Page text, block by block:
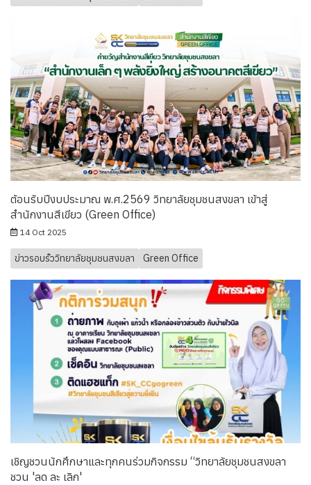
ต้อนรับปีงบประมาณ พ.ศ.2569 วิทยาลัยชุมชนสงขลา เข้าสู่
สำนักงานสีเขียว (Green Office)
14 Oct 2025
ข่าวรอบรั้ววิทยาลัยชุมชนสงขลา Green Office
เชิญชวนนักศึกษาและทุกคนร่วมกิจกรรม “วิทยาลัยชุมชนสงขลา
ชวน 'ลด ละ เลิก'